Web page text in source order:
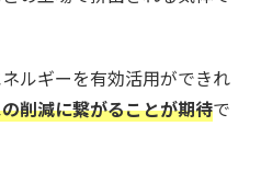
ルギーを有効活用ができれ
削減に繋がることが期待で